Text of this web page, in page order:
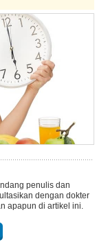
penulis dan
dengan dokter
apapun di artikel ini.